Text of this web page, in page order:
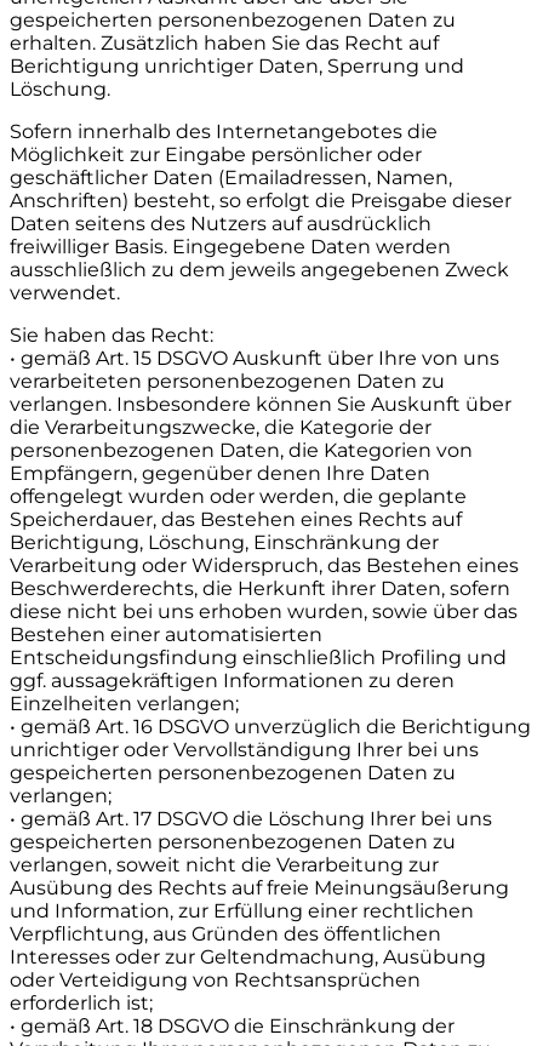
gespeicherten personenbezogenen Daten zu
erhalten. Zusätzlich haben Sie das Recht auf
Berichtigung unrichtiger Daten, Sperrung und
Löschung.
Sofern innerhalb des Internetangebotes die
Möglichkeit zur Eingabe persönlicher oder
geschäftlicher Daten (Emailadressen, Namen,
Anschriften) besteht, so erfolgt die Preisgabe dieser
Daten seitens des Nutzers auf ausdrücklich
freiwilliger Basis. Eingegebene Daten werden
ausschließlich zu dem jeweils angegebenen Zweck
verwendet.
Sie haben das Recht:
• gemäß Art. 15 DSGVO Auskunft über Ihre von uns
verarbeiteten personenbezogenen Daten zu
verlangen. Insbesondere können Sie Auskunft über
die Verarbeitungszwecke, die Kategorie der
personenbezogenen Daten, die Kategorien von
Empfängern, gegenüber denen Ihre Daten
offengelegt wurden oder werden, die geplante
Speicherdauer, das Bestehen eines Rechts auf
Berichtigung, Löschung, Einschränkung der
Verarbeitung oder Widerspruch, das Bestehen eines
Beschwerderechts, die Herkunft ihrer Daten, sofern
diese nicht bei uns erhoben wurden, sowie über das
Bestehen einer automatisierten
Entscheidungsfindung einschließlich Profiling und
ggf. aussagekräftigen Informationen zu deren
Einzelheiten verlangen;
• gemäß Art. 16 DSGVO unverzüglich die Berichtigung
unrichtiger oder Vervollständigung Ihrer bei uns
gespeicherten personenbezogenen Daten zu
verlangen;
• gemäß Art. 17 DSGVO die Löschung Ihrer bei uns
gespeicherten personenbezogenen Daten zu
verlangen, soweit nicht die Verarbeitung zur
Ausübung des Rechts auf freie Meinungsäußerung
und Information, zur Erfüllung einer rechtlichen
Verpflichtung, aus Gründen des öffentlichen
Interesses oder zur Geltendmachung, Ausübung
oder Verteidigung von Rechtsansprüchen
erforderlich ist;
• gemäß Art. 18 DSGVO die Einschränkung der